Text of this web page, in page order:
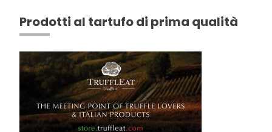
Prodotti al tartufo di prima qualità